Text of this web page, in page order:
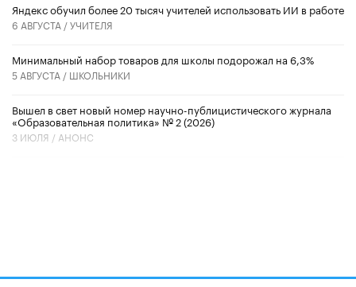
​Яндекс обучил более 20 тысяч учителей использовать ИИ в работе
6 АВГУСТА /УЧИТЕЛЯ
Минимальный набор товаров для школы подорожал на 6,3%
5 АВГУСТА / ШКОЛЬНИКИ
Вышел в свет новый номер научно-публицистического журнала
«Образовательная политика» № 2 (2026)
3 ИЮЛЯ / АНОНС